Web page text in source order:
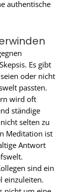
authentische
Es gibt
oder nicht
passten.
wird oft
ständige
selten zu
Meditation ist
Antwort
sind ein
einzuleiten.